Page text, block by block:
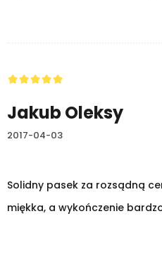
Jakub Oleksy
2017-04-03
Solidny pasek za rozsądną
miękka, a wykończenie